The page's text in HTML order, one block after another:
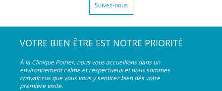
Suivez-nous
VOTRE BIEN ÊTRE EST NOTRE PRIORITÉ
À la Clinique Poirier, nous vous accueillons dans un
environnement calme et respectueux et nous sommes
convaincus que vous vous y sentirez bien dès votre
première visite.